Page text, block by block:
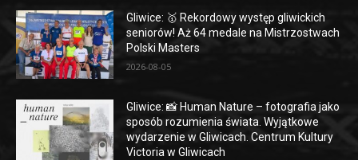
Gliwice: 🥇 Rekordowy występ gliwickich
seniorów! Aż 64 medale na Mistrzostwach
Polski Masters
2026-08-05
Gliwice: 📸 Human Nature – fotografia jako
sposób rozumienia świata. Wyjątkowe
wydarzenie w Gliwicach. Centrum Kultury
Victoria w Gliwicach